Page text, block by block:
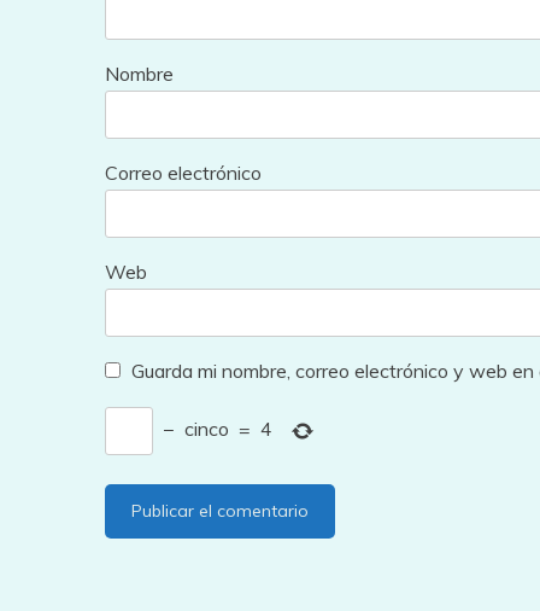
Nombre
Correo electrónico
Web
Guarda mi nombre, correo electrónico y web
− cinco = 4